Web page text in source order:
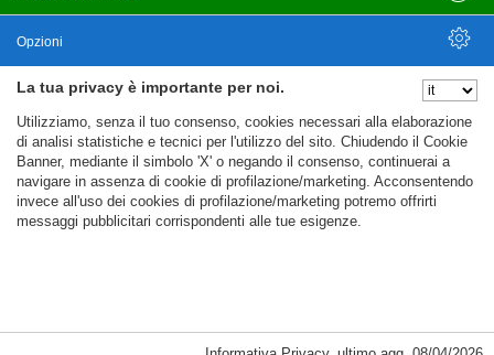
Privacy policy
Cookie policy
La tua privacy è importante per noi.
Utilizziamo, senza il tuo consenso, cookies necessari alla elaborazione
di analisi statistiche e tecnici per l'utilizzo del sito. Chiudendo il Cookie
Banner, mediante il simbolo 'X' o negando il consenso, continuerai a
navigare in assenza di cookie di profilazione/marketing. Acconsentendo
invece all'uso dei cookies di profilazione/marketing potremo offrirti
messaggi pubblicitari corrispondenti alle tue esigenze.
Opzioni
Nascondi Opzioni